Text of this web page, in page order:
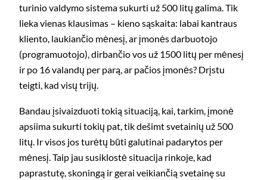
turinio valdymo sistema sukurti už 500 litų galima. Tik
lieka vienas klausimas – kieno sąskaita: labai kantraus
kliento, laukiančio mėnesį, ar įmonės darbuotojo
(programuotojo), dirbančio vos už 1500 litų per mėnesį
ir po 16 valandų per parą, ar pačios įmonės? Drįstu
teigti, kad visų trijų.
Bandau įsivaizduoti tokią situaciją, kai, tarkim, įmonė
apsiima sukurti tokių pat, tik dešimt svetainių už 500
litų. Ir visos jos turėtų būti galutinai padarytos per
mėnesį. Taip jau susiklostė situacija rinkoje, kad
paprastutę, skoningą ir gerai veikiančią svetainę su